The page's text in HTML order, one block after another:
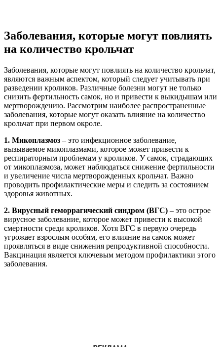
Заболевания, которые могут повлиять
на количество крольчат
Заболевания, которые могут повлиять на количество крольчат,
являются важным аспектом, который следует учитывать при
разведении кроликов. Различные болезни могут не только
снизить фертильность самок, но и привести к выкидышам или
мертворождению. Рассмотрим наиболее распространенные
заболевания, которые могут оказать влияние на количество
крольчат при первом окроле.
1. Микоплазмоз – это инфекционное заболевание,
вызываемое микоплазмами, которое может привести к
респираторным проблемам у кроликов. У самок, страдающих
от микоплазмоза, может наблюдаться снижение фертильности
и увеличение числа мертворожденных крольчат. Важно
проводить профилактические меры и следить за состоянием
здоровья животных.
2. Вирусный геморрагический синдром (ВГС) – это острое
вирусное заболевание, которое может привести к высокой
смертности среди кроликов. Хотя ВГС в первую очередь
угрожает взрослым особям, его влияние на самок может
проявляться в виде снижения репродуктивной способности.
Вакцинация является ключевым методом профилактики этого
заболевания.